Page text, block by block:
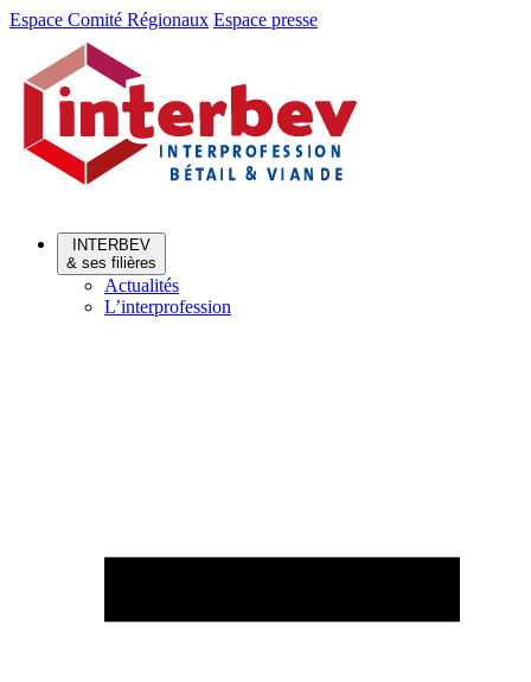
Aller
Aller
contenu
Espace Comité Régionaux Espace presse
INTERBEV
& ses filières
Actualités
L’interprofession